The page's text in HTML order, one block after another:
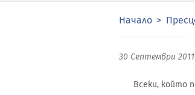
Начало
30 Септември 2011
Всеки, който